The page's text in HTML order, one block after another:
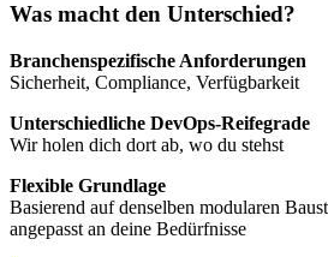
Was macht den Unterschied?
Branchenspezifische Anforderungen
Sicherheit, Compliance, Verfügbarkeit
Unterschiedliche DevOps-Reifegrade
Wir holen dich dort ab, wo du stehst
Flexible Grundlage
Basierend auf denselben modularen
angepasst an deine Bedürfnisse